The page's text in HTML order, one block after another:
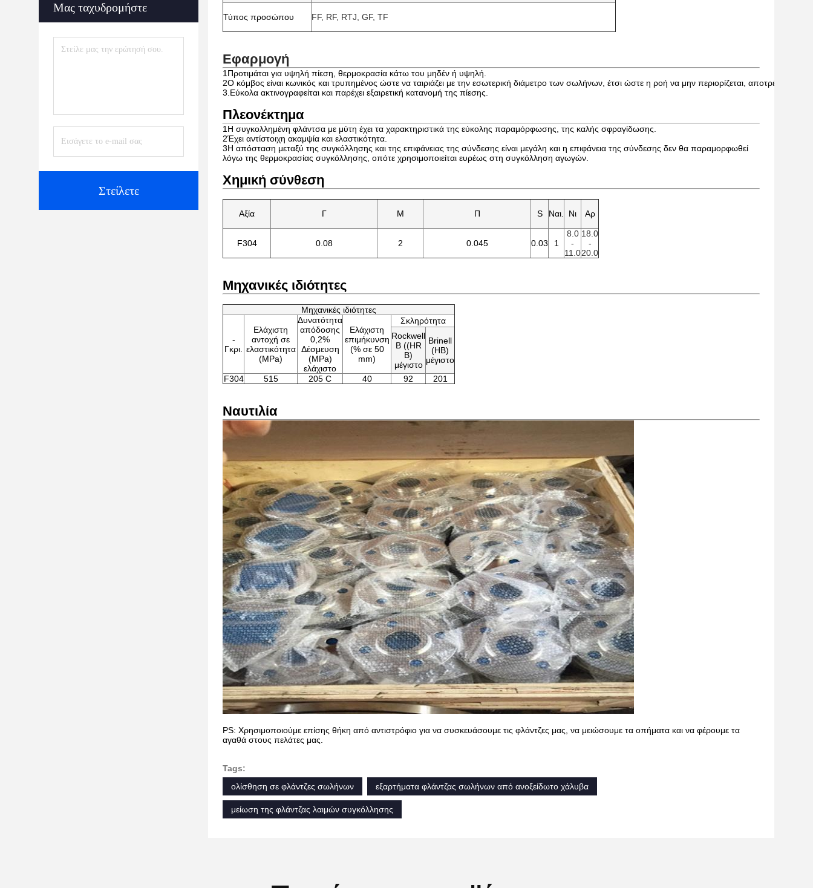
Μας ταχυδρομήστε
Στείλετε
Τύπος προσώπου FF, RF, RTJ, GF, TF
Εφαρμογή
1Προτιμάται για υψηλή πίεση, θερμοκρασία κάτω του μηδέν ή υψηλή.
2Ο κόμβος είναι κωνικός και τρυπημένος ώστε να ταιριάζει με την εσωτερική διάμετρο των σωλήνων, έτσι ώστε η ροή να μην περιορίζεται, αποτρέποντας
3. Εύκολα ακτινογραφείται και παρέχει εξαιρετική κατανομή της πίεσης.
Πλεονέκτημα
1Η συγκολλημένη φλάντσα με μύτη έχει τα χαρακτηριστικά της εύκολης παραμόρφωσης, της καλής σφραγίδωσης.
2Έχει αντίστοιχη ακαμψία και ελαστικότητα.
3Η απόσταση μεταξύ της συγκόλλησης και της επιφάνειας της σύνδεσης είναι μεγάλη και η επιφάνεια της σύνδεσης δεν θα παραμορφωθεί
λόγω της θερμοκρασίας συγκόλλησης, οπότε χρησιμοποιείται ευρέως στη συγκόλληση αγωγών.
Χημική σύνθεση
Αξία Γ Μ Π S Ναι. Νι Αρ
F304 0.08 2 0.045 0.03 1
8.0
-
11.0
18.0
-
20.0
Μηχανικές ιδιότητες
Μηχανικές ιδιότητες
-
Γκρι.
Ελάχιστη
αντοχή σε
ελαστικότητα
(MPa)
Δυνατότητα
απόδοσης
0,2%
Δέσμευση
(MPa)
ελάχιστο
Ελάχιστη
επιμήκυνση
(% σε 50
mm)
Σκληρότητα
Rockwell
B ((HR
B)
μέγιστο
Brinell
(HB)
μέγιστο
F304
515 205 C 40 92 201
Ναυτιλία
PS: Χρησιμοποιούμε επίσης θήκη από αντιστρόφιο για να συσκευάσουμε τις φλάντζες μας, να μειώσουμε τα οπήματα και να φέρουμε τα
αγαθά στους πελάτες μας.
Tags:
ολίσθηση σε φλάντζες σωλήνων
εξαρτήματα φλάντζας σωλήνων από ανοξείδωτο χάλυβα
μείωση της φλάντζας λαιμών συγκόλλησης